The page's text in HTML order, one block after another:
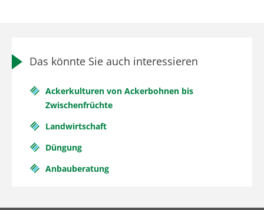
Das könnte Sie auch interessieren
Ackerkulturen von Ackerbohnen bis
Zwischenfrüchte
Landwirtschaft
Düngung
Anbauberatung